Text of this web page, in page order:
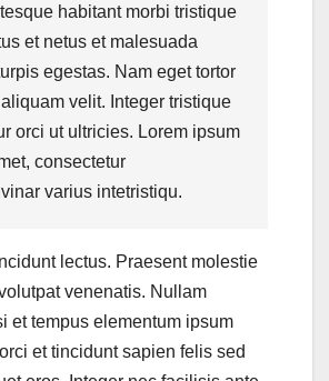
habitant morbi tristique
et netus et malesuada
egestas. Nam eget tortor
velit. Integer tristique
orci ut ultricies. Lorem ipsum
consectetur
varius intetristiqu.
lectus. Praesent molestie
venenatis. Nullam
et tempus elementum ipsum
et tincidunt sapien felis sed